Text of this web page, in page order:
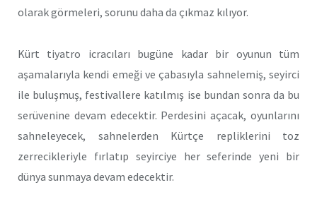
olarak görmeleri, sorunu daha da çıkmaz kılıyor.
Kürt tiyatro icracıları bugüne kadar bir oyunun tüm
aşamalarıyla kendi emeği ve çabasıyla sahnelemiş, seyirci
ile buluşmuş, festivallere katılmış ise bundan sonra da bu
serüvenine devam edecektir. Perdesini açacak, oyunlarını
sahneleyecek, sahnelerden Kürtçe repliklerini toz
zerrecikleriyle fırlatıp seyirciye her seferinde yeni bir
dünya sunmaya devam edecektir.